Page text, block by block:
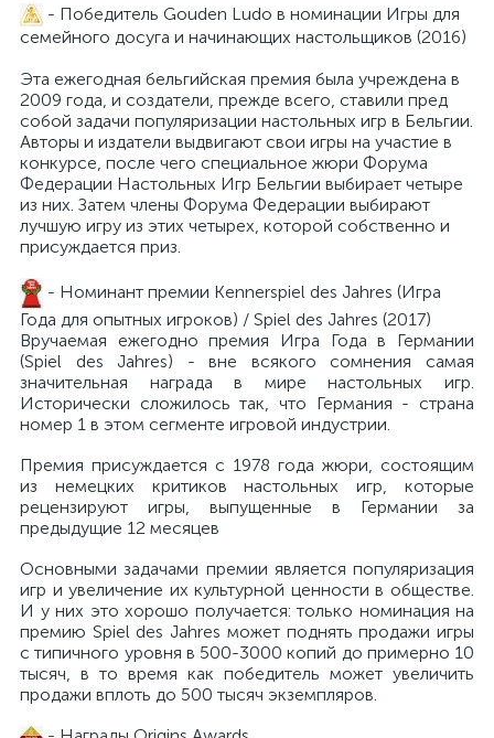
- Победитель Gouden Ludo в номинации Игры для
семейного досуга и начинающих настольщиков (2016)
Эта ежегодная бельгийская премия была учреждена в
2009 года, и создатели, прежде всего, ставили пред
собой задачи популяризации настольных игр в Бельгии.
Авторы и издатели выдвигают свои игры на участие в
конкурсе, после чего специальное жюри Форума
Федерации Настольных Игр Бельгии выбирает четыре
из них. Затем члены Форума Федерации выбирают
лучшую игру из этих четырех, которой собственно и
присуждается приз.
- Номинант премии Kennerspiel des Jahres (Игра
Года для опытных игроков) / Spiel des Jahres (2017)
Вручаемая ежегодно премия Игра Года в Германии
(Spiel des Jahres) - вне всякого сомнения самая
значительная награда в мире настольных игр.
Исторически сложилось так, что Германия - страна
номер 1 в этом сегменте игровой индустрии.
Премия присуждается с 1978 года жюри, состоящим
из немецких критиков настольных игр, которые
рецензируют игры, выпущенные в Германии за
предыдущие 12 месяцев
Основными задачами премии является популяризация
игр и увеличение их культурной ценности в обществе.
И у них это хорошо получается: только номинация на
премию Spiel des Jahres может поднять продажи игры
с типичного уровня в 500-3000 копий до примерно 10
тысяч, в то время как победитель может увеличить
продажи вплоть до 500 тысяч экземпляров.